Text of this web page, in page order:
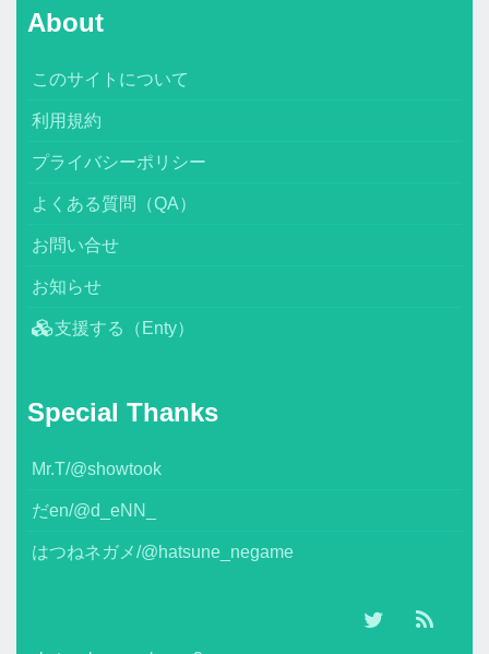
About
このサイトについて
利用規約
プライバシーポリシー
よくある質問（QA）
お問い合せ
お知らせ
支援する（Enty）
Special Thanks
Mr.T/@showtook
だen/@d_eNN_
はつねネガメ/@hatsune_negame